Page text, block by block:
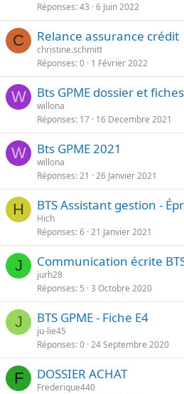
Réponses 43 6 Juin 2022
C Relance assurance crédit
christine.schmitt
Réponses 0 1 Février 2022
W Bts GPME dossier et
willona
Réponses 17 16 Decembre 2021
W Bts GPME 2021
willona
Réponses 21 26 Janvier 2021
H BTS Assistant gestion -
Hich
Réponses 6 21 Janvier 2021
J Communication écrite
jurh28
Réponses 5 3 Octobre 2020
J BTS GPME - Fiche E4
ju-lie45
Réponses 0 24 Septembre 2020
F DOSSIER ACHAT
Frederique440